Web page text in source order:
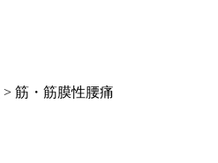
> 筋・筋膜性腰痛